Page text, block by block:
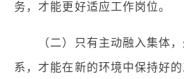
务，才能更好适应工作岗位。
（二）只有主动融入集体，
系，才能在新的环境中保持好的